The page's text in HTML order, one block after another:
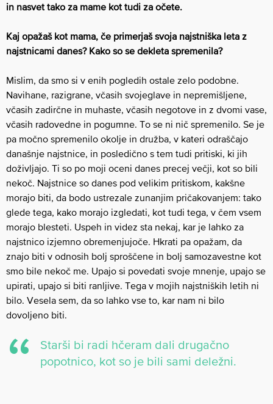
in nasvet tako za mame kot tudi za očete.
Kaj opažaš kot mama, če primerjaš svoja najstniška leta z
najstnicami danes? Kako so se dekleta spremenila?
Mislim, da smo si v enih pogledih ostale zelo podobne.
Navihane, razigrane, včasih svojeglave in nepremišljene,
včasih zadirčne in muhaste, včasih negotove in z dvomi vase,
včasih radovedne in pogumne. To se ni nič spremenilo. Se je
pa močno spremenilo okolje in družba, v kateri odraščajo
današnje najstnice, in posledično s tem tudi pritiski, ki jih
doživljajo. Ti so po moji oceni danes precej večji, kot so bili
nekoč. Najstnice so danes pod velikim pritiskom, kakšne
morajo biti, da bodo ustrezale zunanjim pričakovanjem: tako
glede tega, kako morajo izgledati, kot tudi tega, v čem vsem
morajo blesteti. Uspeh in videz sta nekaj, kar je lahko za
najstnico izjemno obremenjujoče. Hkrati pa opažam, da
znajo biti v odnosih bolj sproščene in bolj samozavestne kot
smo bile nekoč me. Upajo si povedati svoje mnenje, upajo se
upirati, upajo si biti ranljive. Tega v mojih najstniških letih ni
bilo. Vesela sem, da so lahko vse to, kar nam ni bilo
dovoljeno biti.
Starši bi radi hčeram dali drugačno
popotnico, kot so je bili sami deležni.